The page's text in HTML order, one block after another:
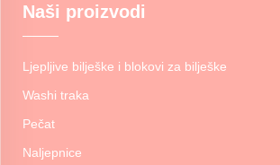
Naši proizvodi
Ljepljive bilješke i blokovi za bilješke
Washi traka
Pečat
Naljepnice